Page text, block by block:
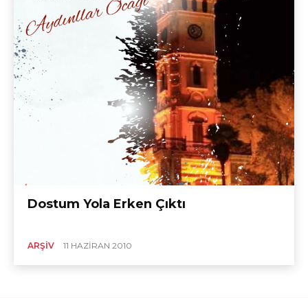
Dostum Yola Erken Çıktı
ARŞIV 11 HAZIRAN 2010